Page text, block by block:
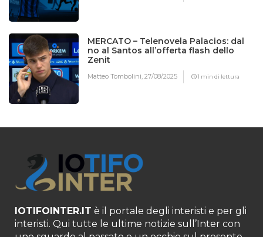
MERCATO – Telenovela Palacios: dal
no al Santos all’offerta flash dello
Zenit
Matteo Tombolini,27/08/2025 1 min di lettura
IOTIFOINTER.IT è il portale degli interisti e per gli
interisti. Qui tutte le ultime notizie sull’Inter con